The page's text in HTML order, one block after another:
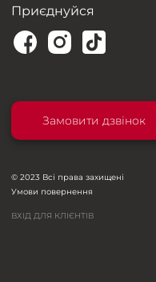
Приєднуйся
Замовити дзвінок
© 2023 Всі права захищені
Умови повернення
ВХІД ДЛЯ КЛІЄНТІВ